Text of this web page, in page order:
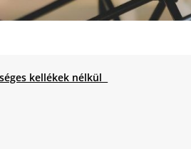
kellékek nélkül